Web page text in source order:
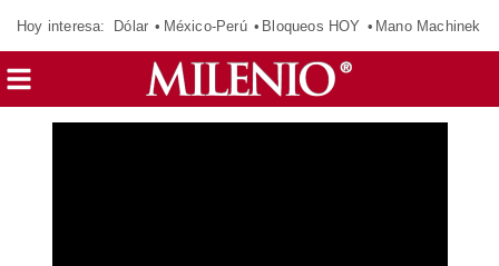
Hoy interesa: Dólar México-Perú Bloqueos HOY Mano Machinek